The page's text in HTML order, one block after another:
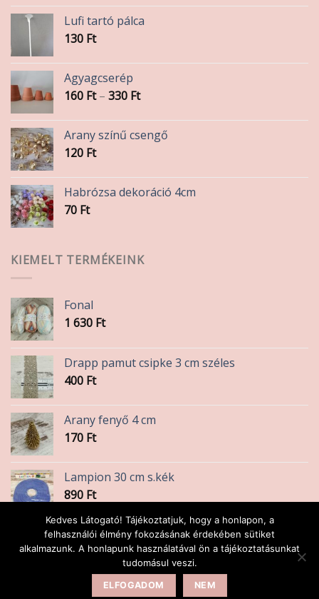
Lufi tartó pálca
130 Ft
Agyagcserép
160 Ft – 330 FtÁrtartomány:
-
330 Ft
Arany színű csengő
120 Ft
Habrózsa dekoráció 4cm
70 Ft
KIEMELT TERMÉKEINK
Fonal
1 630 Ft
Drapp pamut csipke 3 cm széles
400 Ft
Arany fenyő 4 cm
170 Ft
Lampion 30 cm s.kék
890 Ft
Szánkó piros 7x3.5 cm
490 Ft
Kedves Látogató! Tájékoztatjuk, hogy a honlapon, a
felhasználói élmény fokozásának érdekében sütiket
alkalmazunk. A honlapunk használatával ön a tájékoztatásunkat
tudomásul veszi.
ELFOGADOM NEM